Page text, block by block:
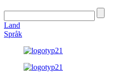
Land
Språk